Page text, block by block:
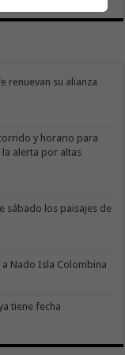
renuevan su alianza
y horario para
alerta por altas
sábado los paisajes de
a Nado Isla Colombina
tiene fecha